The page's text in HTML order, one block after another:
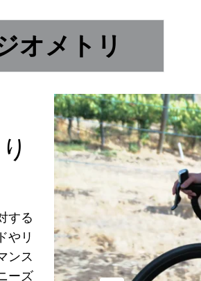
オメトリ
する
やリ
ンス
ーズ